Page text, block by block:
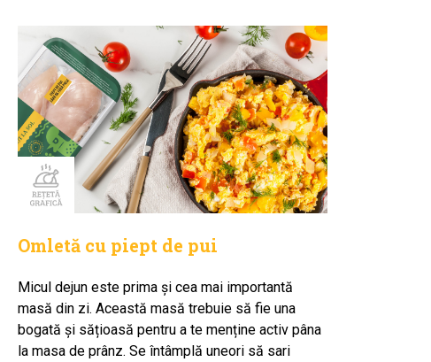
Omletă cu piept de pui
Micul dejun este prima și cea mai importantă
masă din zi. Această masă trebuie să fie una
bogată și sățioasă pentru a te menține activ pâna
la masa de prânz. Se întâmplă uneori să sari